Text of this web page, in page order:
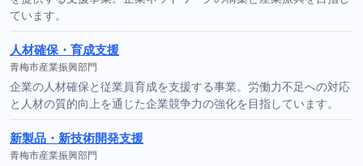
ています。
人材確保・育成支援
青梅市産業振興部門
企業の人材確保と従業員育成を支援する事業。労働力不足への対応
と人材の質的向上を通じた企業競争力の強化を目指しています。
新製品・新技術開発支援
青梅市産業振興部門